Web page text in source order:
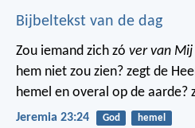
Bijbeltekst van de dag
Zou iemand zich zó ver van Mij
hem niet zou zien? zegt de
hemel en overal op de aarde?
Jeremia 23:24 God hemel